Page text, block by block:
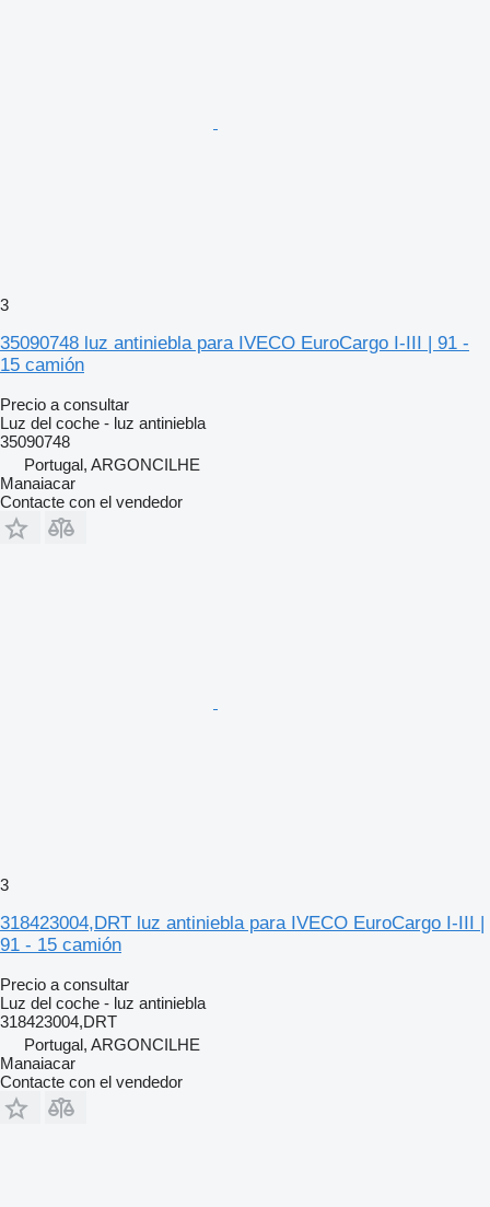
3
35090748 luz antiniebla para IVECO EuroCargo I-III | 91 -
15 camión
Precio a consultar
Luz del coche - luz antiniebla
35090748
Portugal, ARGONCILHE
Manaiacar
Contacte con el vendedor
3
318423004,DRT luz antiniebla para IVECO EuroCargo I-III |
91 - 15 camión
Precio a consultar
Luz del coche - luz antiniebla
318423004,DRT
Portugal, ARGONCILHE
Manaiacar
Contacte con el vendedor